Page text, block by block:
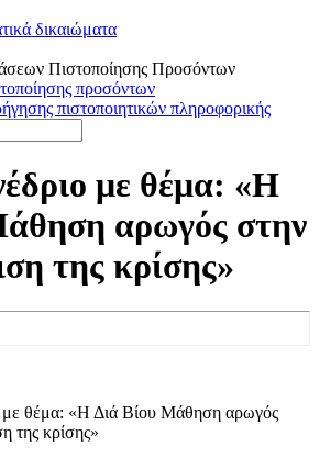
δικαιώματα
Πιστοποίησης Προσόντων
προσόντων
πιστοποιητικών πληροφορικής
με θέμα: «Η
αρωγός στην
της κρίσης»
με θέμα: «Η Διά Βίου Μάθηση αρωγός
της κρίσης»